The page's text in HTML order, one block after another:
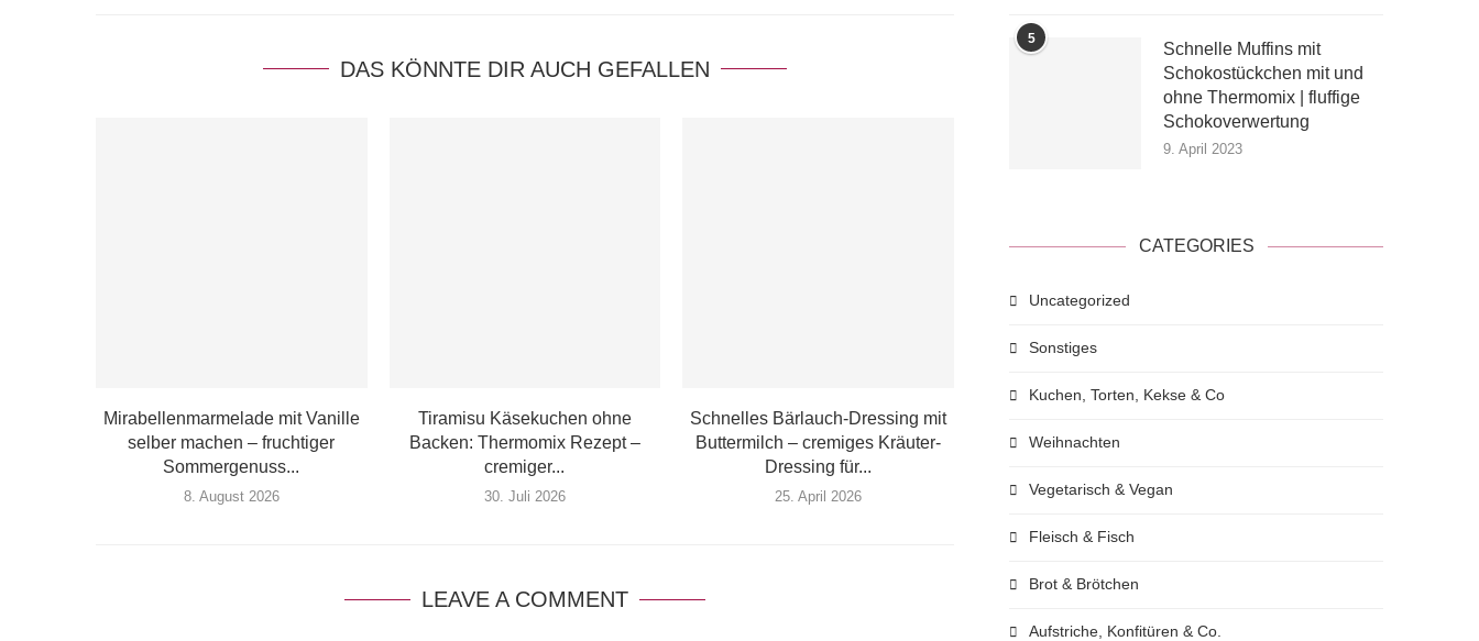
DAS KÖNNTE DIR AUCH GEFALLEN
Mirabellenmarmelade mit Vanille
selber machen – fruchtiger
Sommergenuss...
8. August 2026
Tiramisu Käsekuchen ohne
Backen: Thermomix Rezept –
cremiger...
30. Juli 2026
Schnelles Bärlauch-Dressing mit
Buttermilch – cremiges Kräuter-
Dressing für...
25. April 2026
LEAVE A COMMENT
5
Schnelle Muffins mit
Schokostückchen mit und
ohne Thermomix | fluffige
Schokoverwertung
9. April 2023
CATEGORIES
Uncategorized
Sonstiges
Kuchen, Torten, Kekse & Co
Weihnachten
Vegetarisch & Vegan
Fleisch & Fisch
Brot & Brötchen
Aufstriche, Konfitüren & Co.